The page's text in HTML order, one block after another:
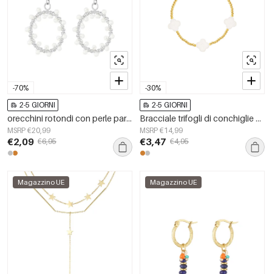
-70%
2-5 GIORNI
orecchini rotondi con perle party
MSRP €20,99
€2,09 €6,95
-30%
2-5 GIORNI
Bracciale trifogli di conchiglie Gold Stainless Steel
MSRP €14,99
€3,47 €4,95
Magazzino UE Magazzino UE